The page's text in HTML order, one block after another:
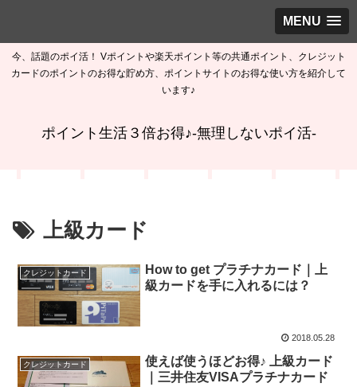
MENU
今、話題のポイ活！ Vポイントや楽天ポイント等の共通ポイント、クレジット
カードのポイントのお得な貯め方、ポイントサイトのお得な使い方を紹介して
います♪
ポイント生活３倍お得♪-無理しないポイ活-
上級カード
クレジットカード
How to get プラチナカード｜上
級カードを手に入れるには？
2018.05.28
クレジットカード
使えば使うほどお得♪ 上級カード
｜三井住友VISAプラチナカード